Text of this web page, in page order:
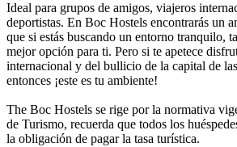
Ideal para grupos de amigos, viajeros
deportistas. En Boc Hostels encontrarás un
que si estás buscando un entorno tranquilo,
mejor opción para ti. Pero si te apetece
internacional y del bullicio de la capital de
entonces ¡este es tu ambiente!
The Boc Hostels se rige por la normativa
de Turismo, recuerda que todos los
la obligación de pagar la tasa turística.